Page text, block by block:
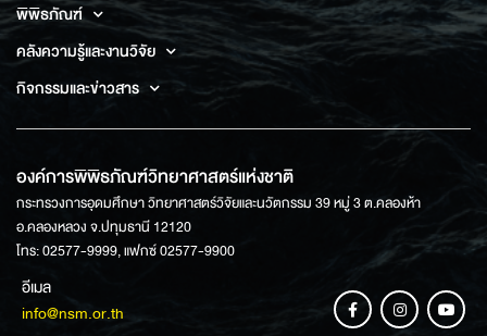
พิพิธภัณฑ์
คลังความรู้และงานวิจัย
กิจกรรมและข่าวสาร
องค์การพิพิธภัณฑ์วิทยาศาสตร์แห่งชาติ
กระทรวงการอุดมศึกษา วิทยาศาสตร์วิจัยและนวัตกรรม 39 หมู่ 3 ต.คลองห้า
อ.คลองหลวง จ.ปทุมธานี 12120
โทร: 02577-9999, แฟกซ์ 02577-9900
อีเมล
info@nsm.or.th